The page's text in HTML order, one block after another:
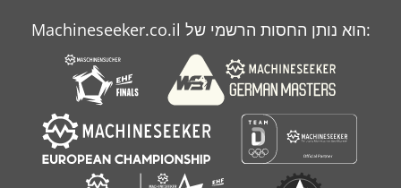
Case Ih Magnum 7210
Case Ih Magnum 7220 Pro
Machineseeker.co.il הוא נותן החסות הרשמי של: